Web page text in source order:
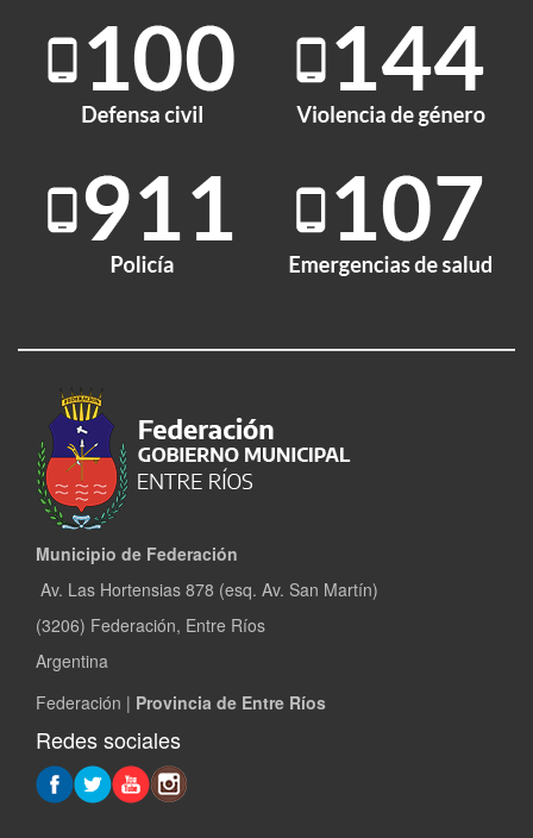
Municipio de Federación
Av. Las Hortensias 878 (esq. Av. San Martín)
(3206) Federación, Entre Ríos
Argentina
Federación | Provincia de Entre Ríos
Redes sociales